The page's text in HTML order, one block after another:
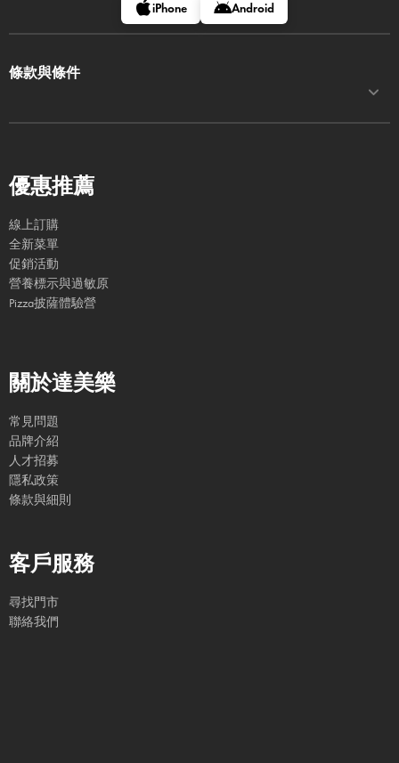
iPhone Android
條款與條件
優惠推薦
線上訂購
全新菜單
促銷活動
營養標示與過敏原
Pizza披薩體驗營
關於達美樂
常見問題
品牌介紹
人才招募
隱私政策
條款與細則
客戶服務
尋找門市
聯絡我們